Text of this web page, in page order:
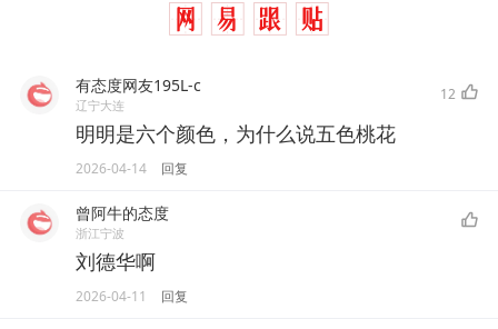
有态度网友195L-c
辽宁大连
12
明明是六个颜色，为什么说五色桃花
2026-04-14 回复
曾阿牛的态度
浙江宁波
刘德华啊
2026-04-11 回复